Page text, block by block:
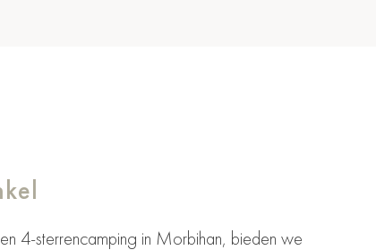
4-sterrencamping in Morbihan, bieden we